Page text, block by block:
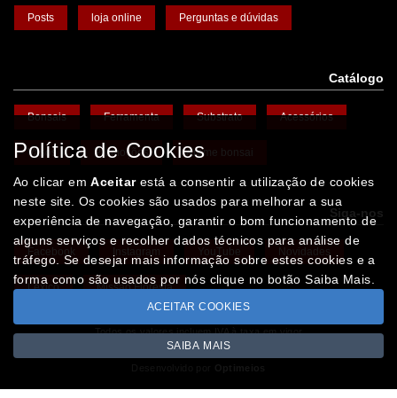
Posts loja online Perguntas e dúvidas
Catálogo
Bonsais Ferramenta Substrato Acessórios
Vasos Promoções Arame bonsai
Siga-nos
Facebook Instagram YouTube Novidades
Léxico Missão Floresta
Todos os valores incluem IVA à taxa em vigor
Copyright © IBERBONSAI.pt 2026
Política de Cookies
Ao clicar emAceitarestá a consentir a utilização de cookies
neste site. Os cookies são usados para melhorar a sua
experiência de navegação, garantir o bom funcionamento de
alguns serviços e recolher dados técnicos para análise de
tráfego. Se desejar mais informação sobre estes cookies e a
forma como são usados por nós clique no botão Saiba Mais.
ACEITAR COOKIES
SAIBA MAIS